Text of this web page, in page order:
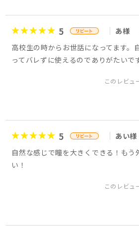
5 あ様
高校生の時からお世話になってます。
ってバレずに使えるのでありがたいで
このレビュ
5 あい様
自然な感じで瞳を大きくできる！もう
い！
このレビュ